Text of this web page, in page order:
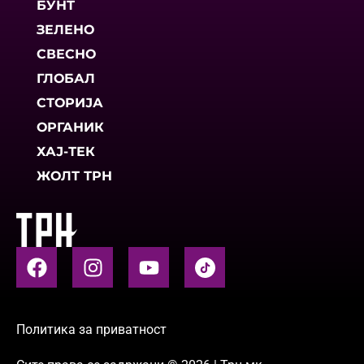
БУНТ
ЗЕЛЕНО
СВЕСНО
ГЛОБАЛ
СТОРИЈА
ОРГАНИК
ХАЈ-ТЕК
ЖОЛТ ТРН
Политика за приватност